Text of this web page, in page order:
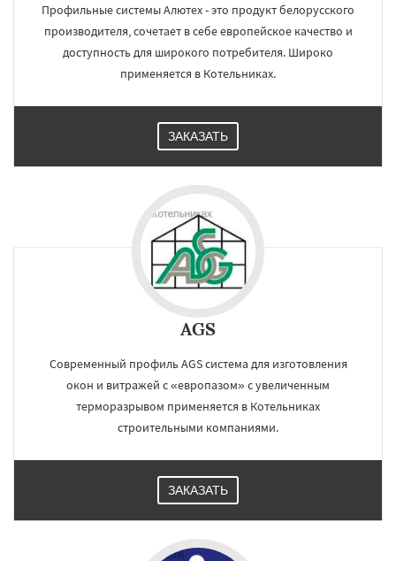
Профильные системы Алютех - это продукт белорусского
производителя, сочетает в себе европейское качество и
доступность для широкого потребителя. Широко
применяется в Котельниках.
ЗАКАЗАТЬ
AGS
Современный профиль AGS система для изготовления
окон и витражей с «европазом» с увеличенным
терморазрывом применяется в Котельниках
строительными компаниями.
ЗАКАЗАТЬ